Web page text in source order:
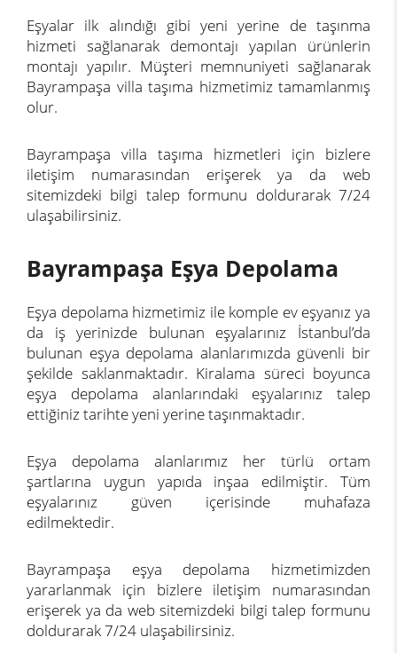
Eşyalar ilk alındığı gibi yeni yerine de taşınma
hizmeti sağlanarak demontajı yapılan ürünlerin
montajı yapılır. Müşteri memnuniyeti sağlanarak
Bayrampaşa villa taşıma hizmetimiz tamamlanmış
olur.
Bayrampaşa villa taşıma hizmetleri için bizlere
iletişim numarasından erişerek ya da web
sitemizdeki bilgi talep formunu doldurarak 7/24
ulaşabilirsiniz.
Bayrampaşa Eşya Depolama
Eşya depolama hizmetimiz ile komple ev eşyanız ya
da iş yerinizde bulunan eşyalarınız İstanbul’da
bulunan eşya depolama alanlarımızda güvenli bir
şekilde saklanmaktadır. Kiralama süreci boyunca
eşya depolama alanlarındaki eşyalarınız talep
ettiğiniz tarihte yeni yerine taşınmaktadır.
Eşya depolama alanlarımız her türlü ortam
şartlarına uygun yapıda inşaa edilmiştir. Tüm
eşyalarınız güven içerisinde muhafaza
edilmektedir.
Bayrampaşa eşya depolama hizmetimizden
yararlanmak için bizlere iletişim numarasından
erişerek ya da web sitemizdeki bilgi talep formunu
doldurarak 7/24 ulaşabilirsiniz.